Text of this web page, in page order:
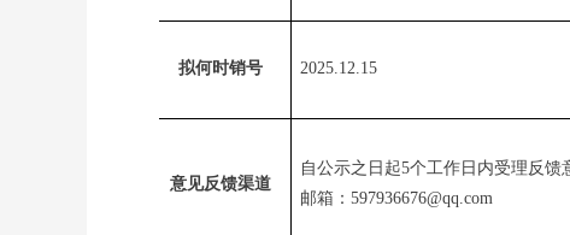
拟何时销号 2025.12.15
意见反馈渠道
自公示之日起5个工作日内受理反馈
邮箱：597936676@qq.com